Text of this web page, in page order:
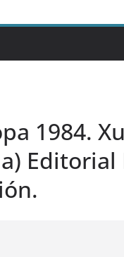
1984.
Editorial